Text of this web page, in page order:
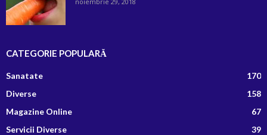
CATEGORIE POPULARĂ
Sanatate
170
Diverse
158
Magazine Online
67
Servicii Diverse
39